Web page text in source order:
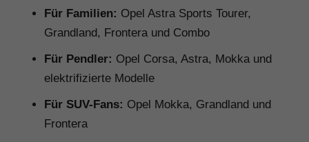
Für Familien: Opel Astra Sports Tourer,
Grandland, Frontera und Combo
Für Pendler: Opel Corsa, Astra, Mokka und
elektrifizierte Modelle
Für SUV-Fans: Opel Mokka, Grandland und
Frontera